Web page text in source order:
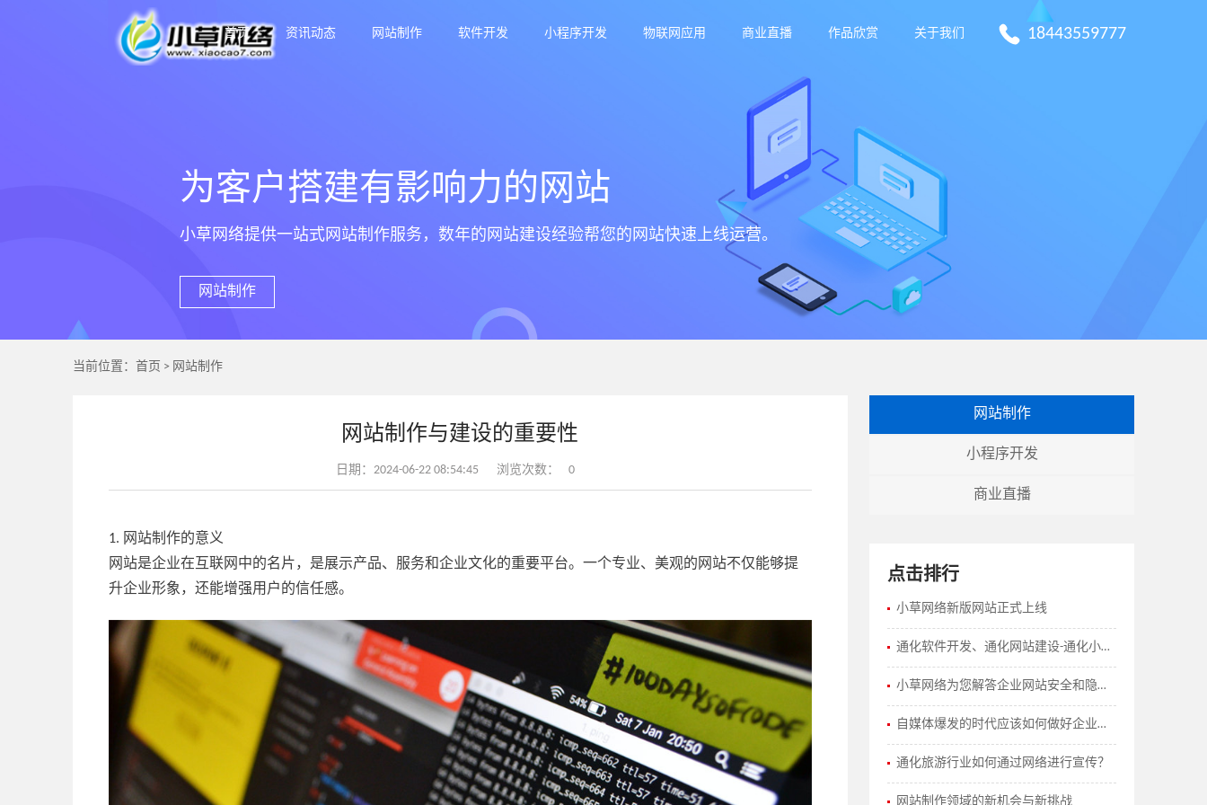
18443559777
首页 资讯动态 网站制作 软件开发 小程序开发 物联网应用 商业直播 作品欣赏 关于我们
为客户搭建有影响力的网站
小草网络提供一站式网站制作服务，数年的网站建设经验帮您的网站快速上线运营。
网站制作
当前位置： 首页 > 网站制作
网站制作与建设的重要性
日期：2024-06-22 08:54:45 浏览次数： 0
1. 网站制作的意义
网站是企业在互联网中的名片，是展示产品、服务和企业文化的重要平台。一个专业、美观的网站不仅能够提
升企业形象，还能增强用户的信任感。
网站制作
小程序开发
商业直播
点击排行
小草网络新版网站正式上线
通化软件开发、通化网站建设-通化小草网络
小草网络为您解答企业网站安全和隐私保护策略有哪些？
自媒体爆发的时代应该如何做好企业的网站建设工作？
通化旅游行业如何通过网络进行宣传？
网站制作领域的新机会与新挑战